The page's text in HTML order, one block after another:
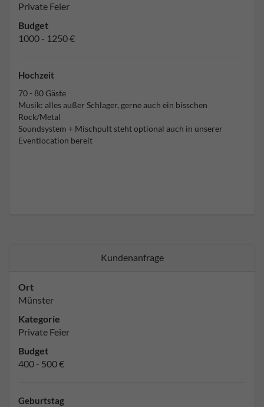
Private Feier
Budget
1000 - 1250 €
Hochzeit
70 - 80 Gäste
Musik: alles außer Schlager, gerne auch ein bisschen
Rock/Metal
Soundsystem + Mischpult steht optional auch in unserer
Eventlocation bereit
Kundenanfrage
Ort
Münster
Kategorie
Private Feier
Budget
400 - 500 €
Geburtstag